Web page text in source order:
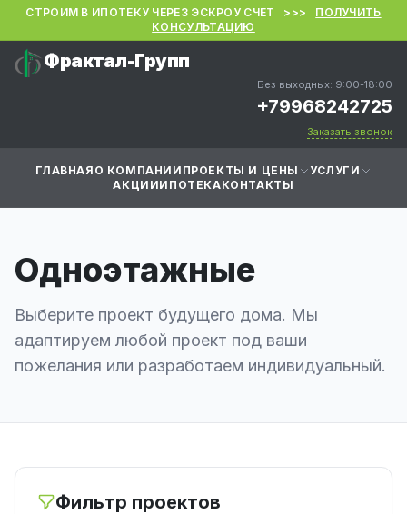
СТРОИМ В ИПОТЕКУ ЧЕРЕЗ ЭСКРОУ СЧЕТ >>> ПОЛУЧИТЬ
КОНСУЛЬТАЦИЮ
Фрактал-Групп
Без выходных: 9:00-18:00
+79968242725
Заказать звонок
ГЛАВНАЯ О КОМПАНИИ ПРОЕКТЫ И ЦЕНЫ
УСЛУГИ
АКЦИИИПОТЕКАКОНТАКТЫ
Одноэтажные
Выберите проект будущего дома. Мы
адаптируем любой проект под ваши
пожелания или разработаем индивидуальный.
Фильтр проектов